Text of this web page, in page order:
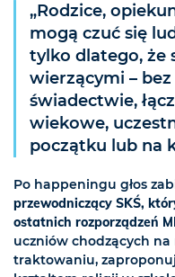
„Rodzice,
mogą czuć się
tylko dlatego, że
wierzącymi –
świadectwie,
wiekowe,
początku lub na
Po happeningu głos
przewodniczący SKŚ,
ostatnich rozporządzeń
uczniów chodzących
traktowaniu,